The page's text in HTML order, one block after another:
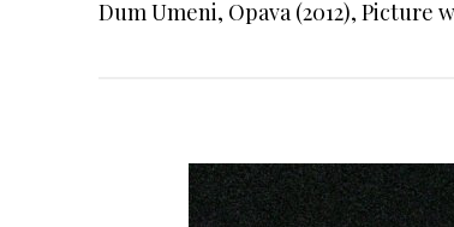
Dum Umeni, Opava (2012), Picture